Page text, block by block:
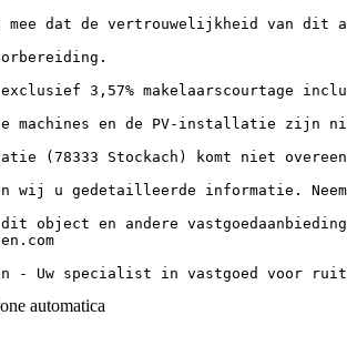
mee dat de vertrouwelijkheid van dit
3,57% makelaarscourtage
machines en de PV-installatie zijn
(78333 Stockach) komt niet
wij u gedetailleerde informatie.
object en andere
- Uw specialist in vastgoed voor
automatica